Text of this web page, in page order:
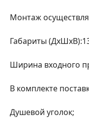
Монтаж
Габариты
Ширина входного
В комплекте
Душевой уголок;